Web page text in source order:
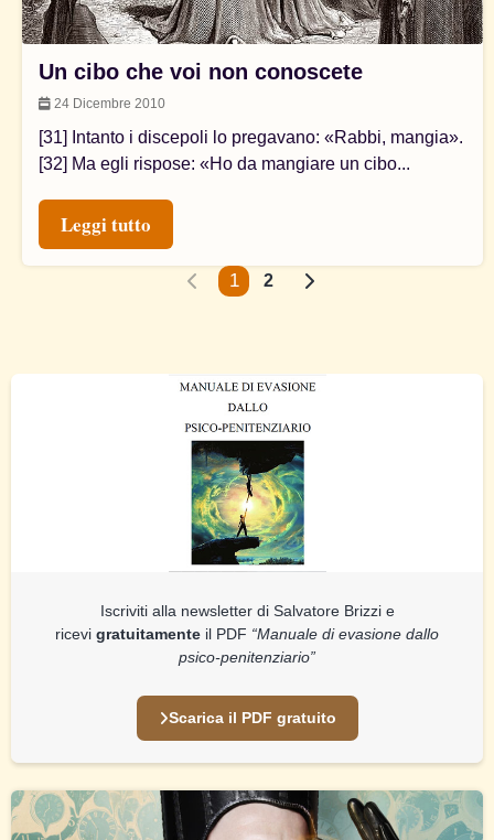
Iscriviti alla newsletter di Salvatore Brizzi e
ricevi gratuitamente il PDF “Manuale di evasione dallo
psico-penitenziario”
Scarica il PDF gratuito
Un cibo che voi non conoscete
24 Dicembre 2010
[31] Intanto i discepoli lo pregavano: «Rabbi, mangia».
[32] Ma egli rispose: «Ho da mangiare un cibo...
Leggi tutto
1 2